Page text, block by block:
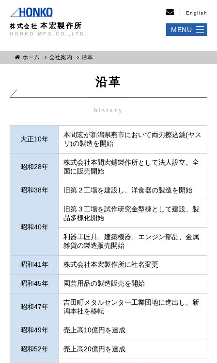
株式会社 本宏製作所
HONKO MFG.CO.,LTD.
English
MENU
ホーム 会社案内 沿革
沿革
history
大正10年
本間宏が新潟県燕市において両刃擦込鑢(ヤス
リ)の製造を開始
昭和28年
株式会社本間宏鑢製作所として法人設立。全
国に販売開始
昭和38年 旧第２工場を建設し、洋食器の製造を開始
昭和40年
旧第３工場を試作研究金型棟として建設、製
品多様化開始
利器工匠具、建築機器、エンジン部品、金属
雑貨の製造販売開始
昭和41年 株式会社本宏製作所に社名変更
昭和45年 園芸用品の製造販売を開始
昭和47年
吉田町メタルセンター工業団地に進出し、新
潟本社を移転
昭和49年 売上高10億円を達成
昭和52年 売上高20億円を達成